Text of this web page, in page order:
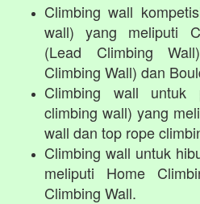
Climbing wall
wall) yang meliputi
(Lead Climbing
Climbing Wall) dan
Climbing wall untuk
climbing wall) yang
wall dan top rope
Climbing wall untuk
meliputi Home
Climbing Wall.